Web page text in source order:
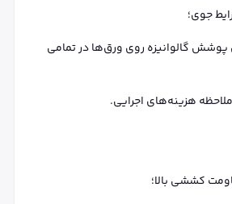
جوی؛
پوشش گالوانیزه روی ورق‌ها در تمامی
هزینه‌های اجرایی.
کششی بالا؛